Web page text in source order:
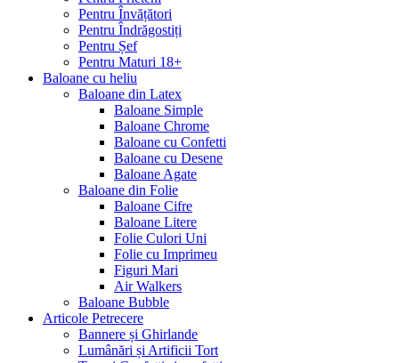
Pentru Învățători
Pentru Îndrăgostiți
Pentru Șef
Pentru Maturi 18+
Baloane cu heliu
Baloane din Latex
Baloane Simple
Baloane Chrome
Baloane cu Confetti
Baloane cu Desene
Baloane Agate
Baloane din Folie
Baloane Cifre
Baloane Litere
Folie Culori Uni
Folie cu Imprimeu
Figuri Mari
Air Walkers
Baloane Bubble
Articole Petrecere
Bannere și Ghirlande
Lumânări și Artificii Tort